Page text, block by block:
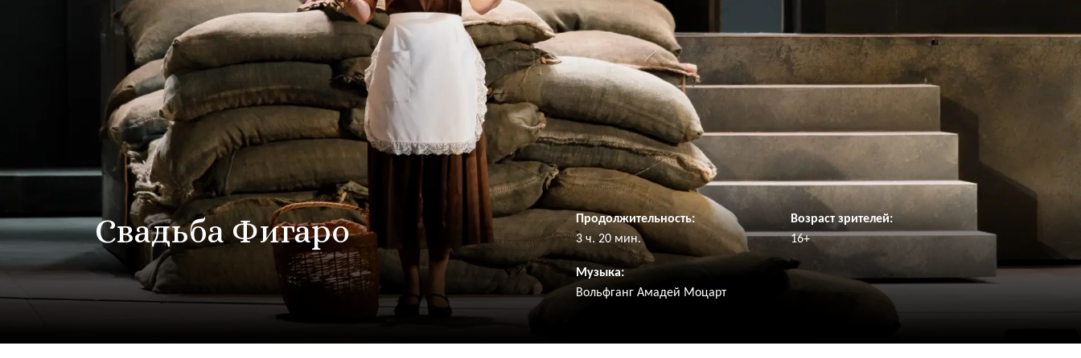
Свадьба Фигаро
Продолжительность:
3 ч. 20 мин.
Возраст зрителей:
16+
Музыка:
Вольфганг Амадей Моцарт